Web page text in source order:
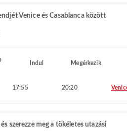
Venice és Casablanca között
Indul Megérkezik
17:55 20:20
szerezze meg a tökéletes utazási